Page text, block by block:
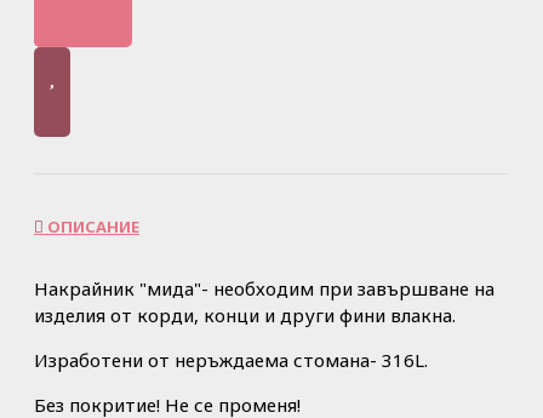
ОПИСАНИЕ
Накрайник "мида"- необходим при завършване на
изделия от корди, конци и други фини влакна.
Изработени от неръждаема стомана- 316L.
Без покритие! Не се променя!